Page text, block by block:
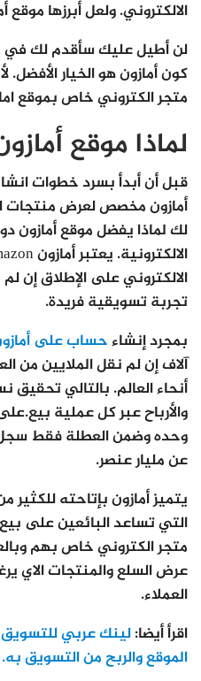
الالكتروني. ولعل أبرزها
لن أطيل عليك سأقدم لك في
كون أمازون هو الخيار الأفضل.
متجر الكتروني خاص بموقع
لماذا موقع
قبل أن أبدأ بسرد خطوات
أمازون مخصص لعرض منتجات
لك لماذا يفضل موقع أمازون
الالكتروني على الإطلاق إن
تجربة تسويقية فريدة.
بمجرد إنشاءحساب على
آلاف إن لم نقل الملايين من
أنحاء العالم. بالتالي
وحده وضمن العطلة فقط سجل
عن مليار عنصر.
يتميز أمازون بإتاحته للكثير
التي تساعد البائعين على
متجر الكتروني خاص بهم
عرض السلع والمنتجات الاي
العملاء.
اقرأ أيضا:لينك عربي
الموقع والربح من التسويق به.